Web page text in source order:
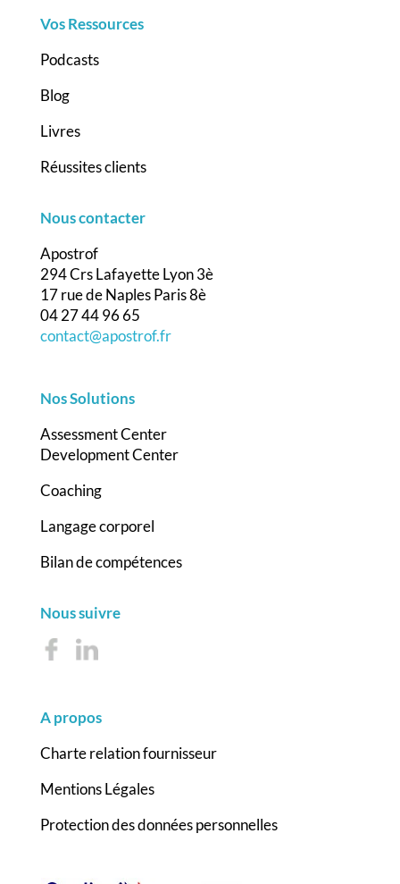
Vos Ressources
Podcasts
Blog
Livres
Réussites clients
Nous contacter
Apostrof
294 Crs Lafayette Lyon 3è
17 rue de Naples Paris 8è
04 27 44 96 65
contact@apostrof.fr
Nos Solutions
Assessment Center
Development Center
Coaching
Langage corporel
Bilan de compétences
Nous suivre
A propos
Charte relation fournisseur
Mentions Légales
Protection des données personnelles